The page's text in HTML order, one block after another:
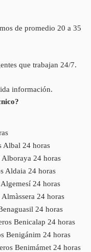
de promedio 20 a 35
que trabajan 24/7.
información.
Albal 24 horas
Alboraya 24 horas
Aldaia 24 horas
24 horas
Almàssera 24 horas
24 horas
Benicalap 24 horas
Benigánim 24 horas
Benimámet 24 horas